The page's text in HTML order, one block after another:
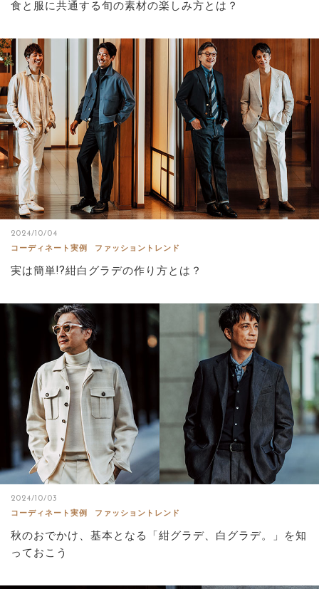
食と服に共通する旬の素材の楽しみ方とは？
2024/10/04
コーディネート実例
ファッショントレンド
実は簡単!?紺白グラデの作り方とは？
2024/10/03
コーディネート実例
ファッショントレンド
秋のおでかけ、基本となる「紺グラデ、白グラデ。」を知
っておこう